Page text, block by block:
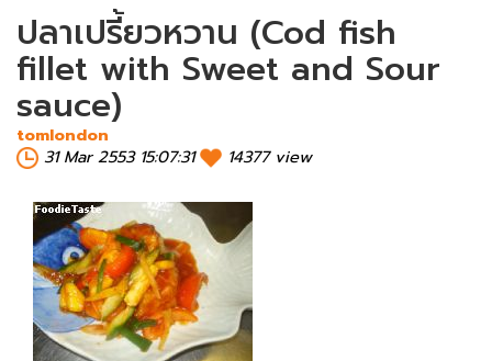
ปลาเปรี้ยวหวาน (Cod fish
fillet with Sweet and Sour
sauce)
tomlondon
31 Mar 2553 15:07:31
14377 view